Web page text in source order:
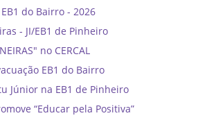
do Bairro - 2026
- JI/EB1 de Pinheiro
no CERCAL
EB1 do Bairro
Júnior na EB1 de Pinheiro
“Educar pela Positiva”